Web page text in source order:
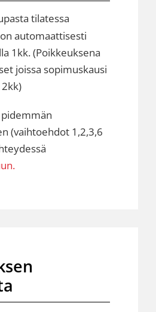
tilatessa
automaattisesti
1kk. (Poikkeuksena
joissa sopimuskausi
pidemmän
(vaihtoehdot 1,2,3,6